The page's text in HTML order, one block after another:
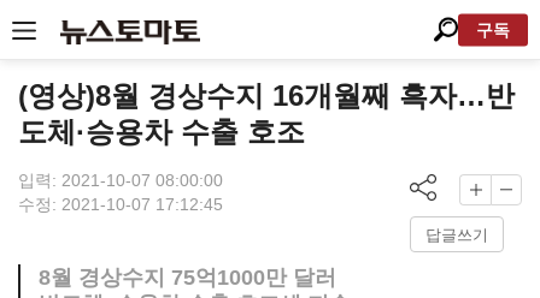
구독
(영상)8월 경상수지 16개월째 흑자…반
도체·승용차 수출 호조
입력: 2021-10-07 08:00:00
수정: 2021-10-07 17:12:45
답글쓰기
8월 경상수지 75억1000만 달러